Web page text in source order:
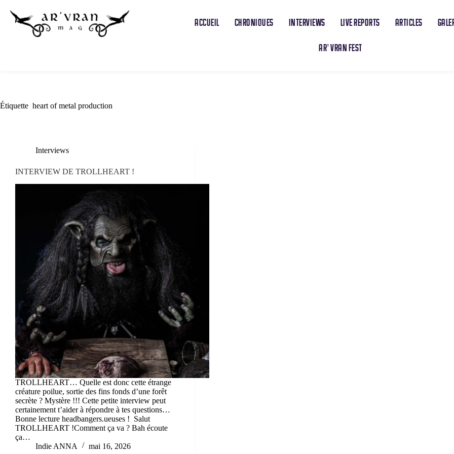
ACCUEIL CHRONIQUES INTERVIEWS LIVE REPORTS ARTICLES
AR’ VRAN FEST
Étiquette heart of metal production
Interviews
INTERVIEW DE TROLLHEART !
TROLLHEART… Quelle est donc cette étrange
créature poilue, sortie des fins fonds d’une forêt
secrète ? Mystère !!! Cette petite interview peut
certainement t’aider à répondre à tes questions…
Bonne lecture headbangers.ueuses ! Salut
TROLLHEART !Comment ça va ? Bah écoute
ça…
Indie ANNA
mai 16, 2026